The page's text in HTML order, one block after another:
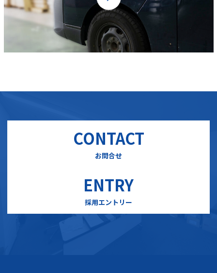
CONTACT
お問合せ
ENTRY
採用エントリー